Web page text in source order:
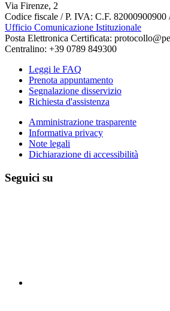
Via Firenze, 2
Codice fiscale / P. IVA: C.F. 82000900900
Ufficio Comunicazione Istituzionale
Posta Elettronica Certificata:
Centralino: +39 0789 849300
Leggi le FAQ
Prenota appuntamento
Segnalazione disservizio
Richiesta d'assistenza
Amministrazione trasparente
Informativa privacy
Note legali
Dichiarazione di accessibilità
Seguici su